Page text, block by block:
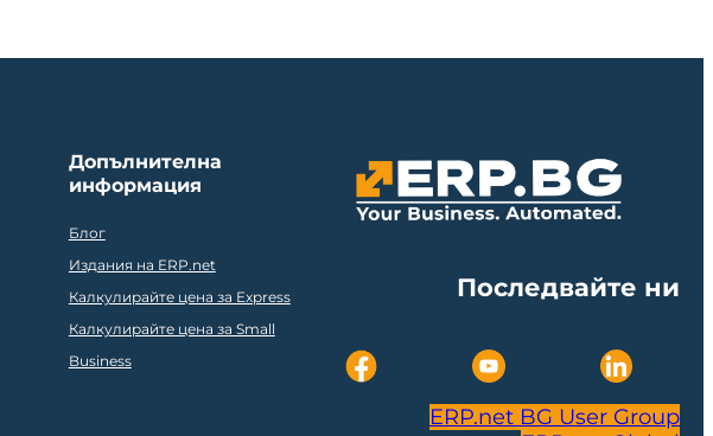
Допълнителна
информация
Блог
Издания на ERP.net
Калкулирайте цена за Express
Калкулирайте цена за Small
Business
Последвайте ни
ERP.net BG User Group